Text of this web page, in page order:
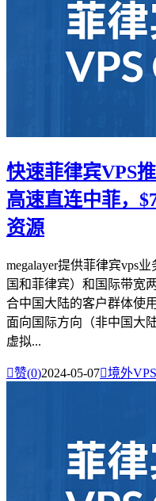
快速菲律宾VPS
高速直连中菲，
资源
megalayer提供菲律宾vps
国和菲律宾）和国际带宽
合中国大陆的客户群体使
面向国际方向（非中国大
虚拟...
赞(0)2024-05-07境外VPS